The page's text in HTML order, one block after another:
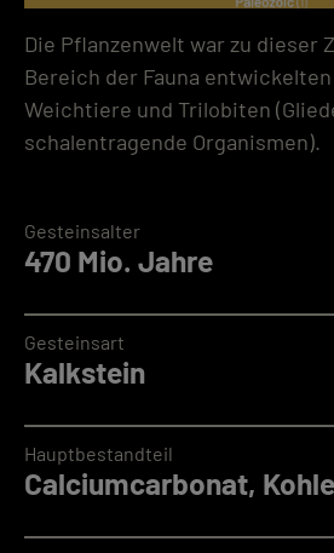
Die Pflanzenwelt war zu dieser
Bereich der Fauna
Weichtiere und Trilobiten
schalentragende Organismen).
470 Mio. Jahre
Gesteinsalter
Kalkstein
Gesteinsart
Calciumcarbonat,
Hauptbestandteil